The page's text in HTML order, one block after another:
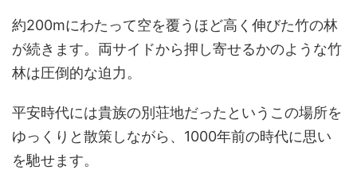
約200mにわたって空を覆うほど高く伸びた竹の林
が続きます。両サイドから押し寄せるかのような竹
林は圧倒的な迫力。
平安時代には貴族の別荘地だったというこの場所を
ゆっくりと散策しながら、1000年前の時代に思い
を馳せます。